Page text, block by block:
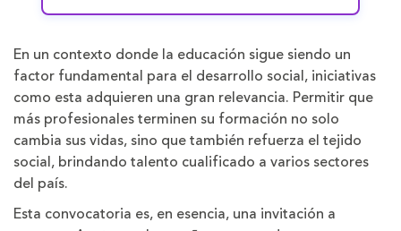
En un contexto donde la educación sigue siendo un
factor fundamental para el desarrollo social, iniciativas
como esta adquieren una gran relevancia. Permitir que
más profesionales terminen su formación no solo
cambia sus vidas, sino que también refuerza el tejido
social, brindando talento cualificado a varios sectores
del país.
Esta convocatoria es, en esencia, una invitación a